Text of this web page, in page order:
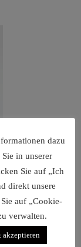
dazu
in unserer
Sie auf „Ich
direkt unsere
auf „Cookie-
verwalten.
akzeptieren